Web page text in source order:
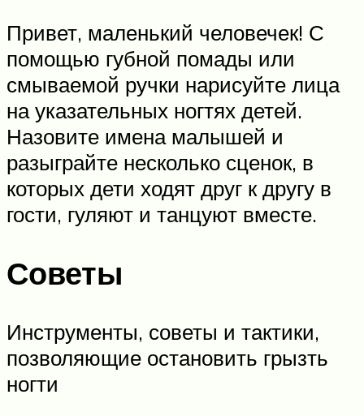
Привет, маленький человечек! С
помощью губной помады или
смываемой ручки нарисуйте лица
на указательных ногтях детей.
Назовите имена малышей и
разыграйте несколько сценок, в
которых дети ходят друг к другу в
гости, гуляют и танцуют вместе.
Советы
Инструменты, советы и тактики,
позволяющие остановить грызть
ногти